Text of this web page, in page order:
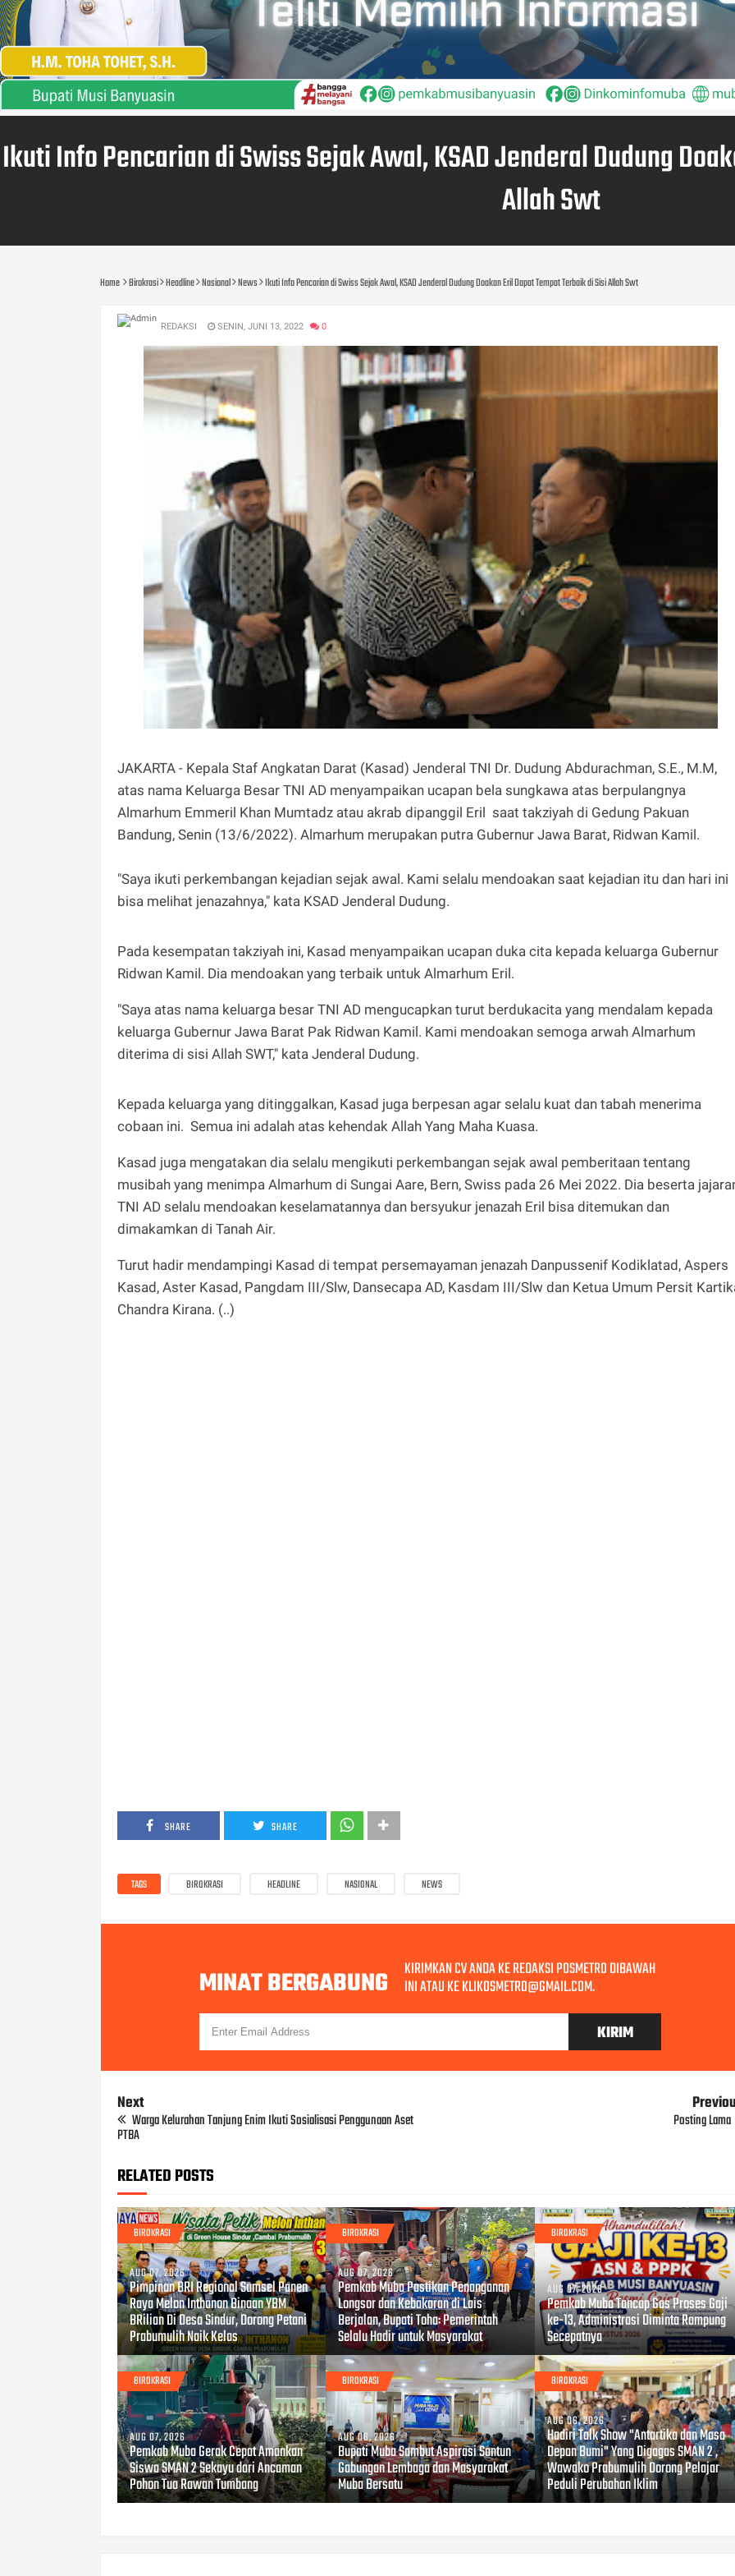
Ikuti Info Pencarian di Swiss Sejak Awal, KSAD Jenderal Dudung
Allah Swt
Home Birokrasi Headline Nasional News Ikuti Info Pencarian di Swiss Sejak Awal, KSAD Jenderal Dudung Doakan Eril Dapat Tempat Terbaik di Sisi Allah Swt
REDAKSI SENIN, JUNI 13, 2022 0
JAKARTA - Kepala Staf Angkatan Darat (Kasad) Jenderal TNI Dr. Dudung Abdurachman, S.E., M.M,
atas nama Keluarga Besar TNI AD menyampaikan ucapan bela sungkawa atas berpulangnya
Almarhum Emmeril Khan Mumtadz atau akrab dipanggil Eril saat takziyah di Gedung Pakuan
Bandung, Senin (13/6/2022). Almarhum merupakan putra Gubernur Jawa Barat, Ridwan Kamil.
"Saya ikuti perkembangan kejadian sejak awal. Kami selalu mendoakan saat kejadian itu dan hari ini
bisa melihat jenazahnya," kata KSAD Jenderal Dudung.
Pada kesempatan takziyah ini, Kasad menyampaikan ucapan duka cita kepada keluarga Gubernur
Ridwan Kamil. Dia mendoakan yang terbaik untuk Almarhum Eril.
"Saya atas nama keluarga besar TNI AD mengucapkan turut berdukacita yang mendalam kepada
keluarga Gubernur Jawa Barat Pak Ridwan Kamil. Kami mendoakan semoga arwah Almarhum
diterima di sisi Allah SWT," kata Jenderal Dudung.
Kepada keluarga yang ditinggalkan, Kasad juga berpesan agar selalu kuat dan tabah menerima
cobaan ini. Semua ini adalah atas kehendak Allah Yang Maha Kuasa.
Kasad juga mengatakan dia selalu mengikuti perkembangan sejak awal pemberitaan tentang
musibah yang menimpa Almarhum di Sungai Aare, Bern, Swiss pada 26 Mei 2022. Dia beserta
TNI AD selalu mendoakan keselamatannya dan bersyukur jenazah Eril bisa ditemukan dan
dimakamkan di Tanah Air.
Turut hadir mendampingi Kasad di tempat persemayaman jenazah Danpussenif Kodiklatad, Aspers
Kasad, Aster Kasad, Pangdam III/Slw, Dansecapa AD, Kasdam III/Slw dan Ketua Umum Persit
Chandra Kirana. (..)
SHARE SHARE
TAGS BIROKRASI HEADLINE NASIONAL NEWS
MINAT BERGABUNG KIRIMKAN CV ANDA KE REDAKSI POSMETRO DIBAWAH
INI ATAU KE KLIKOSMETRO@GMAIL.COM.
Next
Warga Kelurahan Tanjung Enim Ikuti Sosialisasi Penggunaan Aset
PTBA
Posting Lama
RELATED POSTS
BIROKRASI
AUG 07, 2026
Pimpinan BRI Regional Sumsel Panen
Raya Melon Inthanon Binaan YBM
BRilian Di Desa Sindur, Dorong Petani
Prabumulih Naik Kelas
BIROKRASI
AUG 07, 2026
Pemkab Muba Pastikan Penanganan
Longsor dan Kebakaran di Lais
Berjalan, Bupati Toha: Pemerintah
Selalu Hadir untuk Masyarakat
BIROKRASI
AUG 07, 2026
Pemkab Muba Tancap Gas Proses Gaji
ke-13, Administrasi Diminta Rampung
Secepatnya
BIROKRASI
AUG 07, 2026
Pemkab Muba Gerak Cepat Amankan
Siswa SMAN 2 Sekayu dari Ancaman
Pohon Tua Rawan Tumbang
BIROKRASI
AUG 06, 2026
Bupati Muba Sambut Aspirasi Santun
Gabungan Lembaga dan Masyarakat
Muba Bersatu
BIROKRASI
AUG 06, 2026
Hadiri Talk Show "Antartika dan Masa
Depan Bumi" Yang Digagas SMAN 2 ,
Wawako Prabumulih Dorong Pelajar
Peduli Perubahan Iklim